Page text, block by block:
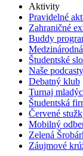
Aktivity
Pravidelné
Zahraničné
Buddy
Študentské
Naše podcasty
Debatný klub
Turnaj
Študentská
Červené
Mobilný
Zelená
Záujmové